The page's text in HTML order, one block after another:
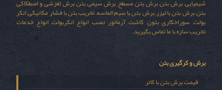
شیمیایی, برش بتن, برش بتن مسطح, برش سیمی بتن, برش لغزشی و اصطکاکی
بتن, برش بتن با لیزر, برش بتن با سیم الماسه, تخریب بتن با فشار مکانیکی, انکر
بولت, سوراخکاری بتون, کاشت آرماتور, نصب انواع انکربولت, انواع خدمات
تخریب سازه با ما تماس بگیرید.
برش و کرگیری بتن
قیمت برش بتن با کاتر